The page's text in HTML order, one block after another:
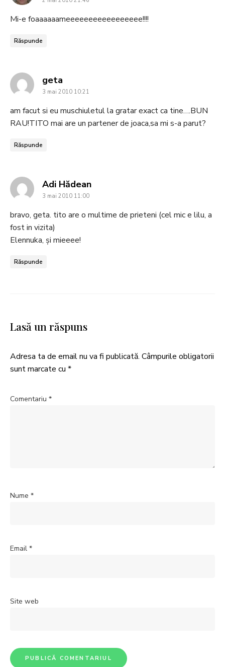
Mi-e foaaaaaameeeeeeeeeeeeeeeee!!!!
Răspunde
geta
3 mai 2010 10:21
am facut si eu muschiuletul la gratar exact ca tine….BUN
RAU!TITO mai are un partener de joaca,sa mi s-a parut?
Răspunde
Adi Hădeansays:
3 mai 2010 11:00
bravo, geta. tito are o multime de prieteni (cel mic e lilu, a
fost in vizita)
Elennuka, și mieeee!
Răspunde
Lasă un răspuns
Adresa ta de email nu va fi publicată. Câmpurile obligatorii
sunt marcate cu *
Comentariu *
Nume *
Email *
Site web